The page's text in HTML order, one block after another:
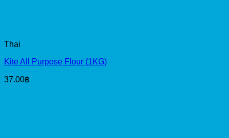
Thai
Kite All Purpose Flour (1KG)
37.00฿